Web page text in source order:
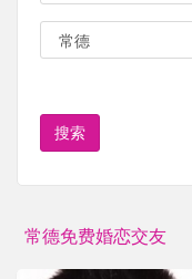
搜索
常德免费婚恋交友